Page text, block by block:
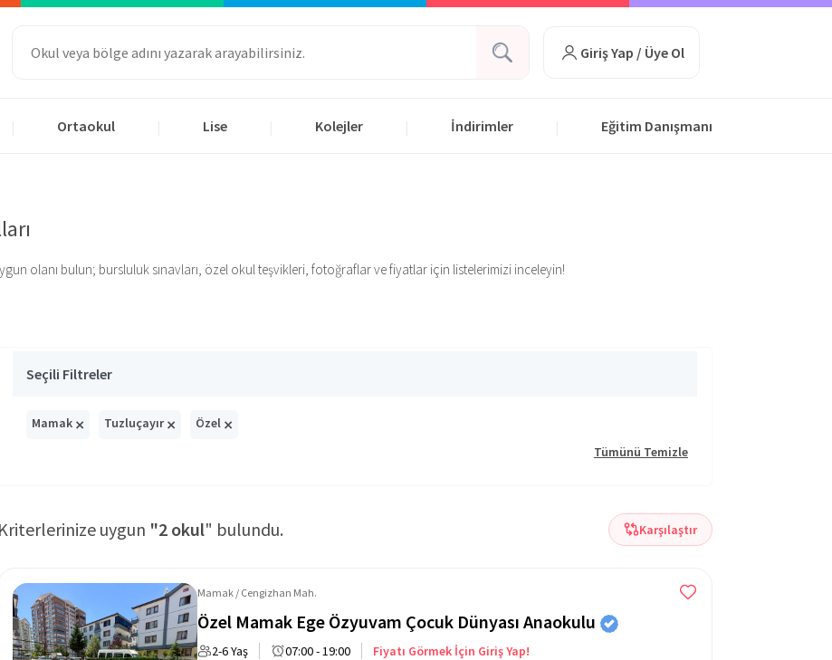
Giriş Yap / Üye Ol
Ortaokul Lise Kolejler İndirimler Eğitim Danışmanı
olanı bulun; bursluluk sınavları, özel okul teşvikleri, fotoğraflar ve fiyatlar için listelerimizi inceleyin!
Seçili Filtreler
Mamak × Tuzluçayır× Özel ×
Tümünü Temizle
Kriterlerinize uygun "2 okul" bulundu. Karşılaştır
Mamak / Cengizhan Mah.
Özel Mamak Ege Özyuvam Çocuk Dünyası Anaokulu
2-6 Yaş 07:00 - 19:00 Fiyatı Görmek İçin Giriş Yap!